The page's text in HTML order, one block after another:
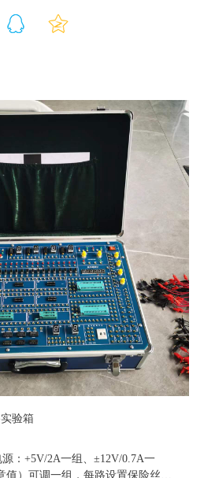
验箱
：+5V/2A一组、±12V/0.7A一
值）可调一组，每路设置保险丝一